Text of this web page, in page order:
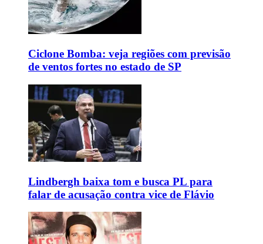
Ciclone Bomba: veja regiões com previsão
de ventos fortes no estado de SP
Lindbergh baixa tom e busca PL para
falar de acusação contra vice de Flávio